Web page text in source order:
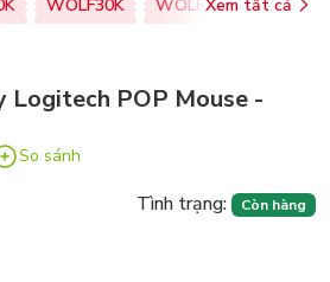
WOLF30K WOLF50KXem tất cả
Logitech POP Mouse -
So sánh
Tình trạng: Còn hàng